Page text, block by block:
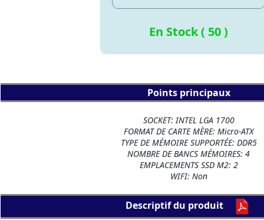
En Stock ( 50 )
Points principaux
SOCKET: INTEL LGA 1700
FORMAT DE CARTE MÈRE: Micro-ATX
TYPE DE MÉMOIRE SUPPORTÉE: DDR5
NOMBRE DE BANCS MÉMOIRES: 4
EMPLACEMENTS SSD M2: 2
WIFI: Non
Descriptif du produit